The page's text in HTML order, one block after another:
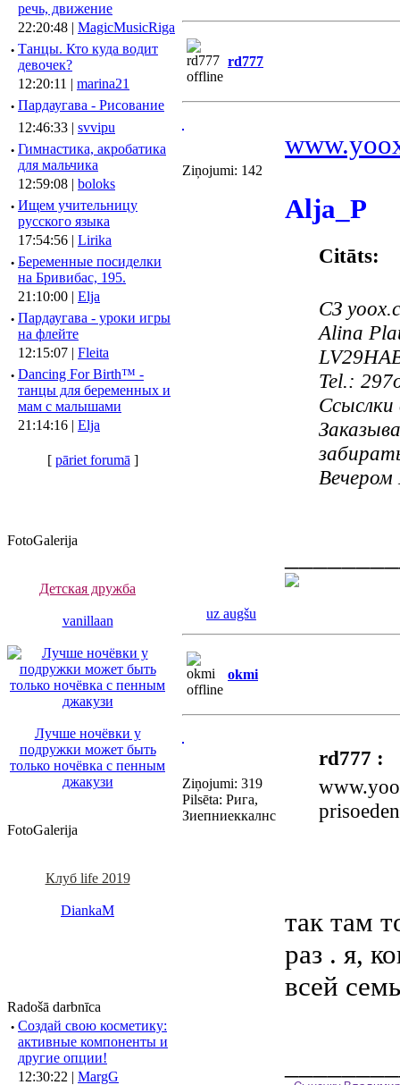
речь, движение
22:20:48 | MagicMusicRiga
· Танцы. Кто куда водит
девочек?
12:20:11 | marina21
· Пардаугава - Рисование
12:46:33 | svvipu
· Гимнастика, акробатика
для мальчика
12:59:08 | boloks
· Ищем учительницу
русского языка
17:54:56 | Lirika
· Беременные посиделки
на Бривибас, 195.
21:10:00 | Elja
· Пардаугава - уроки игры
на флейте
12:15:07 | Fleita
· Dancing For Birth™ -
танцы для беременных и
мам с малышами
21:14:16 | Elja
[ pāriet forumā ]
FotoGalerija
Детская дружба
vanillaan
Лучше ночёвки у
подружки может быть
только ночёвка с пенным
джакузи
FotoGalerija
Клуб life 2019
DiankaM
Radošā darbnīca
· Создай свою косметику:
активные компоненты и
другие опции!
12:30:22 | MargG
rd777
Ziņojumi: 142
Alja_P
Citāts:
СЗ
Alina
Tel.:
uz augšu
okmi
Ziņojumi: 319
Pilsēta: Рига,
Зиепниеккалнс
rd777 :
так там
раз . я,
всей